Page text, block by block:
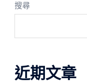
搜尋
近期文章